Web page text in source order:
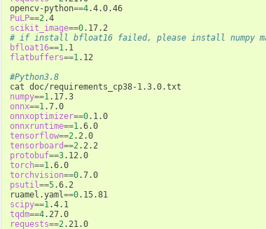
opencv-python==4
.4.0.46
PuLP==2
.4
scikit_image==0
.17.2
# if install bfloat16 failed, please install numpy
bfloat16==1
.1
flatbuffers==1.12
#Python3.8
numpy==1
.17.3
onnx==1
.7.0
onnxoptimizer==0
.1.0
onnxruntime==1
.6.0
tensorflow==2
.2.0
tensorboard==2
.2.2
protobuf==3
.12.0
torch==1
.6.0
torchvision==0
.7.0
psutil==5.6.2
ruamel.yaml==0
.15.81
scipy==1
.4.1
tqdm==4
.27.0
requests==2.21.0